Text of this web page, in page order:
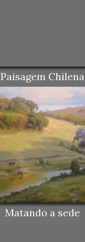
Paisagem Chilena
Matando a sede